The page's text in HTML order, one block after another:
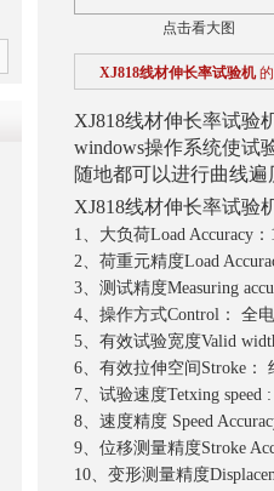
点击看大图
XJ818线材伸长率试验机
XJ818线材伸长率试验
windows操作系统使试
随地都可以进行曲线
XJ818线材伸长率试验
1、大负荷Load Accuracy
2、荷重元精度Load
3、测试精度Measuring
4、操作方式Control： 全
5、有效试验宽度Valid
6、有效拉伸空间Stroke：
7、试验速度Tetxing speed
8、速度精度 Speed
9、位移测量精度Stroke
10、变形测量精度